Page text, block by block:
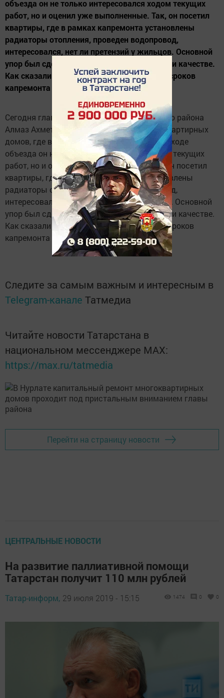
объезда он не только интересовался ходом текущих
работ, но и оценил уже выполненные. Так, он посетил
квартиры, где в рамках капремонта установлены
радиаторы отопления, проведен водопровод,
интересовался, нет ли претензий у жильцов. Основной
упор был сделан на сроках сдачи объектов и качестве.
Как сказали подрядчики, для затягивания сроков
капремонта нет никаких причин.
Сегодня глава Нурлатского муниципального района
Алмаз Ахметшин совершил объезд многоквартирных
домов, где ведется капитальный ремонт. В ходе
объезда он не только интересовался ходом текущих
работ, но и оценил уже выполненные. Так, он посетил
квартиры, где в рамках капремонта установлены
радиаторы отопления, проведен водопровод,
интересовался, нет ли претензий у жильцов. Основной
упор был сделан на сроках сдачи объектов и качестве.
Как сказали подрядчики, для затягивания сроков
капремонта нет никаких причин.
Следите за самым важным и интересным в
Telegram-канале Татмедиа
Читайте новости Татарстана в
национальном мессенджере MАХ:
https://max.ru/tatmedia
Перейти на страницу новости
ЦЕНТРАЛЬНЫЕ НОВОСТИ
На развитие паллиативной помощи
Татарстан получит 110 млн рублей
Татар-информ, 29 июля 2019 - 15:15 1474 0 0